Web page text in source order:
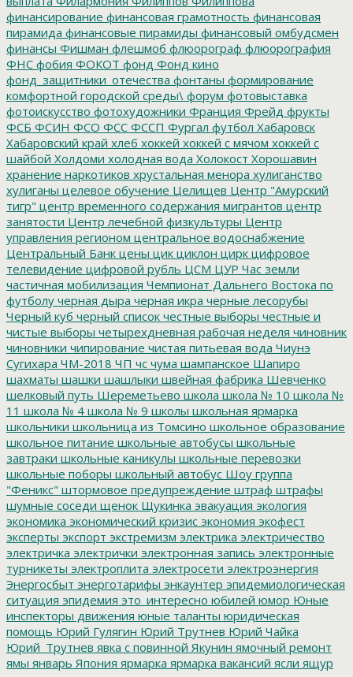
финансирование финансовая грамотность финансовая
пирамида финансовые пирамиды финансовый омбудсмен
финансы Фишман флешмоб флюорограф флюорография
ФНС фобия ФОКОТ фонд Фонд кино
фонд_защитники_отечества фонтаны формирование
комфортной городской среды\ форум фотовыставка
фотоискусство фотохудожники Франция Фрейд фрукты
ФСБ ФСИН ФСО ФСС ФССП Фургал футбол Хабаровск
Хабаровский край хлеб хоккей хоккей с мячом хоккей с
шайбой Холдоми холодная вода Холокост Хорошавин
хранение наркотиков хрустальная менора хулиганство
хулиганы целевое обучение Целищев Центр "Амурский
тигр" центр временного содержания мигрантов центр
занятости Центр лечебной физкультуры Центр
управления регионом центральное водоснабжение
Центральный Банк цены цик циклон цирк цифровое
телевидение цифровой рубль ЦСМ ЦУР Час земли
частичная мобилизация Чемпионат Дальнего Востока по
футболу черная дыра черная икра черные лесорубы
Черный куб черный список честные выборы честные и
чистые выборы четырехдневная рабочая неделя чиновник
чиновники чипирование чистая питьевая вода Чиунэ
Сугихара ЧМ-2018 ЧП чс чума шампанское Шапиро
шахматы шашки шашлыки швейная фабрика Шевченко
шелковый путь Шереметьево школа школа № 10 школа №
11 школа № 4 школа № 9 школы школьная ярмарка
школьники школьница из Томсино школьное образование
школьное питание школьные автобусы школьные
завтраки школьные каникулы школьные перевозки
школьные поборы школьный автобус Шоу группа
"Феникс" штормовое предупреждение штраф штрафы
шумные соседи щенок Щукинка эвакуация экология
экономика экономический кризис экономия экофест
эксперты экспорт экстремизм электрика электричество
электричка электрички электронная запись электронные
турникеты электроплита электросети электроэнергия
Энергосбыт энерготарифы энкаунтер эпидемиологическая
ситуация эпидемия это_интересно юбилей юмор Юные
инспекторы движения юные таланты юридическая
помощь Юрий Гулягин Юрий Трутнев Юрий Чайка
Юрий_Трутнев явка с повинной Якунин ямочный ремонт
ямы январь Япония ярмарка ярмарка вакансий ясли ящур